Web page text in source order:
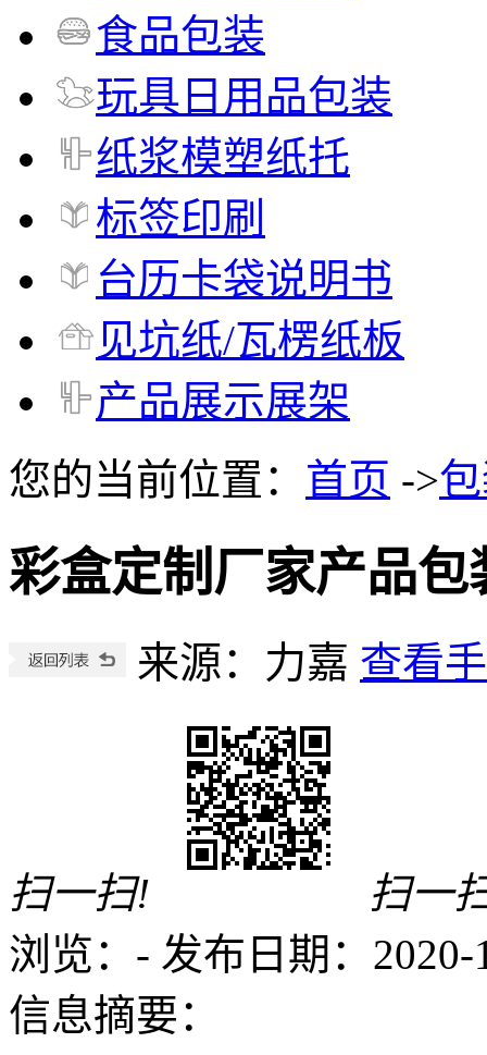
食品包装
玩具日用品包装
纸浆模塑纸托
标签印刷
台历卡袋说明书
见坑纸/瓦楞纸板
产品展示展架
您的当前位置： 首页 ->
彩盒定制厂家产品包
来源：力嘉 查看
扫一扫!
扫一
浏览： - 发布日期：2020-
信息摘要：